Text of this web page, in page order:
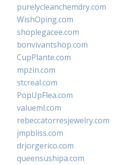
purelycleanchemdry.com
WishOping.com
shoplegacee.com
bonvivantshop.com
CupPlante.com
mpzin.com
stcreal.com
PopUpFlea.com
valueml.com
rebeccatorresjewelry.com
jmpbliss.com
drjorgerico.com
queensushipa.com